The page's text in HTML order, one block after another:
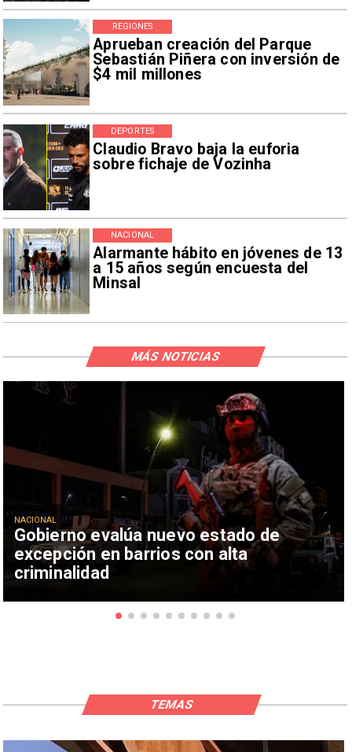
Aprueban creación del Parque
Sebastián Piñera con inversión de
$4 mil millones
REGIONES
Claudio Bravo baja la euforia
sobre fichaje de Vozinha
DEPORTES
Alarmante hábito en jóvenes de 13
a 15 años según encuesta del
Minsal
NACIONAL
Gobierno evalúa nuevo estado de
excepción en barrios con alta
criminalidad
NACIONAL
MÁS NOTICIAS
TEMAS